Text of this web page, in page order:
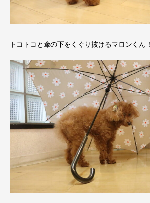
トコトコと傘の下をくぐり抜けるマロンくん！